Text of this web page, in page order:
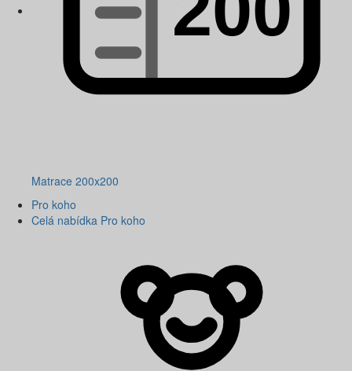
Matrace 200x200
Pro koho
Celá nabídka Pro koho